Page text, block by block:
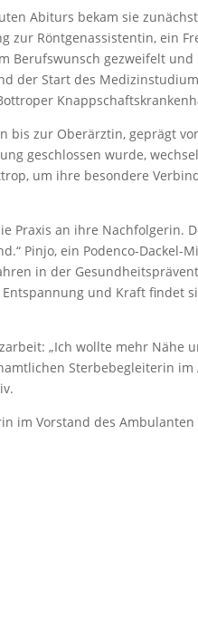
Abiturs bekam sie
Röntgenassistentin, ein
Berufswunsch gezweifelt
der Start des
bis zur Oberärztin, geprägt
geschlossen wurde,
um ihre besondere
Praxis an ihre Nachfolgerin.
Pinjo, ein Podenco-Dackel-
in der
und Kraft findet
„Ich wollte mehr Nähe
Sterbebegleiterin
im Vorstand des Ambulanten